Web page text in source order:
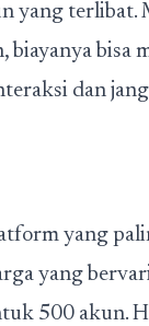
yang terlibat.
bisa
dan
yang
yang
500 akun.